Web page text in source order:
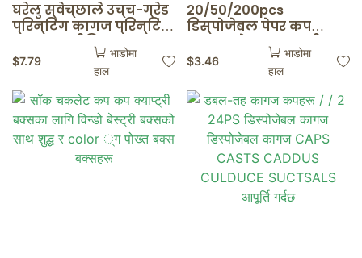
घरेलु स्वेच्छाले उच्च-ग्रेड
प्रिन्टिंग कागज प्रिन्टिंग
कागज क्लीनिक कागज
कप्ले कप्ले क्लीप कप
कागज पेपर कप
$7.79
भाडोमा
हाल
20/50/200pcs
डिस्पोजेबल पेपर कप
क्राफ्ट पेपर कप कफी
मिल्क कप पेपर कप तातो
पेय पार्टी आपूर्तिहरूको
लागि 8/10/12/16oz कप
$3.46
भाडोमा
हाल